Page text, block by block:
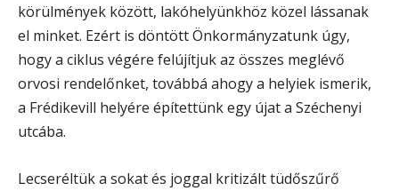
körülmények között, lakóhelyünkhöz közel lássanak
el minket. Ezért is döntött Önkormányzatunk úgy,
hogy a ciklus végére felújítjuk az összes meglévő
orvosi rendelőnket, továbbá ahogy a helyiek ismerik,
a Frédikevill helyére építettünk egy újat a Széchenyi
utcába.
Lecseréltük a sokat és joggal kritizált tüdőszűrő